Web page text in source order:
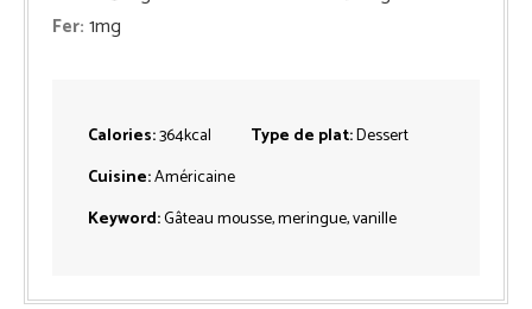
Fer:1mg
Calories:364kcal Type de plat:Dessert
Cuisine:Américaine
Keyword:Gâteau mousse, meringue, vanille